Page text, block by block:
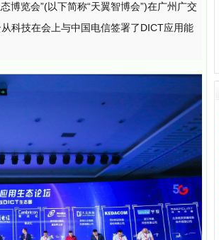
博览会”(以下简称“天翼智博会”)在广州广交
科技在会上与中国电信签署了DICT应用能